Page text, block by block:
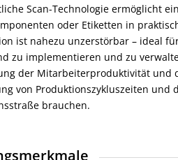
Scan-Technologie ermöglicht
oder Etiketten in
ist nahezu unzerstörbar – ideal
zu implementieren und zu
der Mitarbeiterproduktivität und
von Produktionszykluszeiten
brauchen.